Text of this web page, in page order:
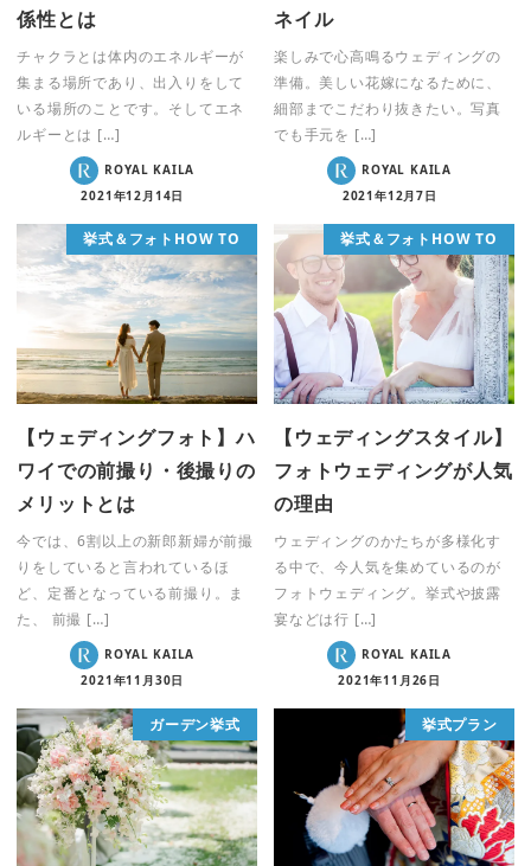
係性とは
チャクラとは体内のエネルギーが
集まる場所であり、出入りをして
いる場所のことです。そしてエネ
ルギーとは […]
ROYAL KAILA
2021年12月14日
ネイル
楽しみで心高鳴るウェディングの
準備。美しい花嫁になるために、
細部までこだわり抜きたい。写真
でも手元を […]
ROYAL KAILA
2021年12月7日
挙式＆フォトHOW TO
【ウェディングフォト】ハ
ワイでの前撮り・後撮りの
メリットとは
今では、6割以上の新郎新婦が前撮
りをしていると言われているほ
ど、定番となっている前撮り。ま
た、 前撮 […]
ROYAL KAILA
2021年11月30日
挙式＆フォトHOW TO
【ウェディングスタイル】
フォトウェディングが人気
の理由
ウェディングのかたちが多様化す
る中で、今人気を集めているのが
フォトウェディング。挙式や披露
宴などは行 […]
ROYAL KAILA
2021年11月26日
ガーデン挙式 挙式プラン